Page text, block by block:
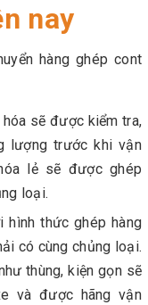
nay
hàng ghép cont
hóa sẽ được kiểm tra,
lượng trước khi vận
lẻ sẽ được ghép
loại.
hình thức ghép hàng
có cùng chủng loại.
thùng, kiện gọn sẽ
và được hãng vận